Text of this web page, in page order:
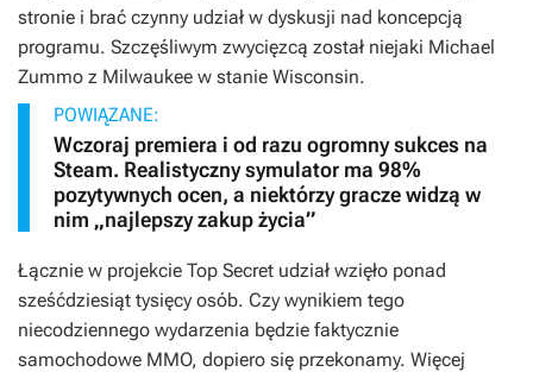
stronie i brać czynny udział w dyskusji nad koncepcją
programu. Szczęśliwym zwycięzcą został niejaki Michael
Zummo z Milwaukee w stanie Wisconsin.
POWIĄZANE:
Wczoraj premiera i od razu ogromny sukces na
Steam. Realistyczny symulator ma 98%
pozytywnych ocen, a niektórzy gracze widzą w
nim „najlepszy zakup życia”
Łącznie w projekcie Top Secret udział wzięło ponad
sześćdziesiąt tysięcy osób. Czy wynikiem tego
niecodziennego wydarzenia będzie faktycznie
samochodowe MMO, dopiero się przekonamy. Więcej